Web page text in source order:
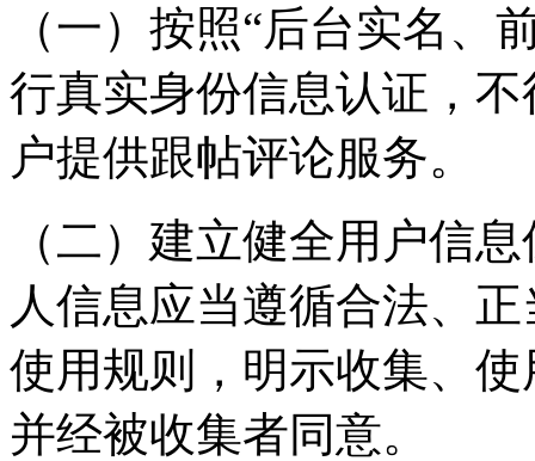
（一）按照“后台实名、
行真实身份信息认证，
户提供跟帖评论服务。
（二）建立健全用户信
人信息应当遵循合法、
使用规则，明示收集、
并经被收集者同意。